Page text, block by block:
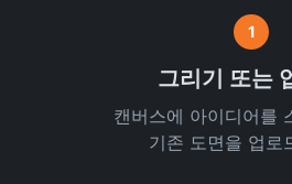
1
그리기 또는
캔버스에 아이디어를
기존 도면을 업로